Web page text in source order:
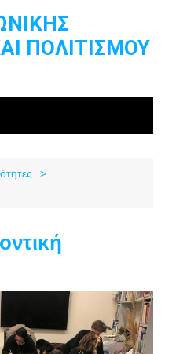
ΠΟΛΙΤΙΣΜΟΥ